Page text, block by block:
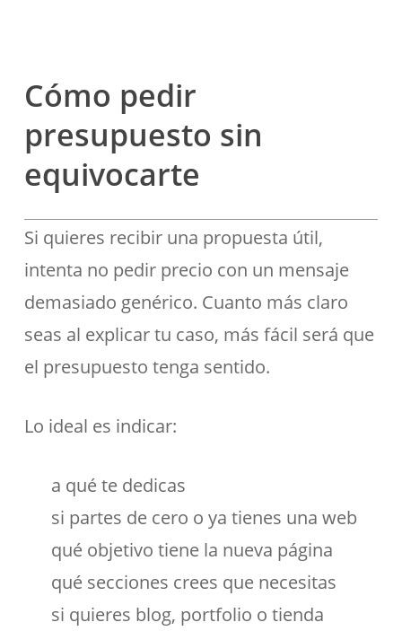
Cómo pedir
presupuesto sin
equivocarte
Si quieres recibir una propuesta útil,
intenta no pedir precio con un mensaje
demasiado genérico. Cuanto más claro
seas al explicar tu caso, más fácil será que
el presupuesto tenga sentido.
Lo ideal es indicar:
a qué te dedicas
si partes de cero o ya tienes una web
qué objetivo tiene la nueva página
qué secciones crees que necesitas
si quieres blog, portfolio o tienda